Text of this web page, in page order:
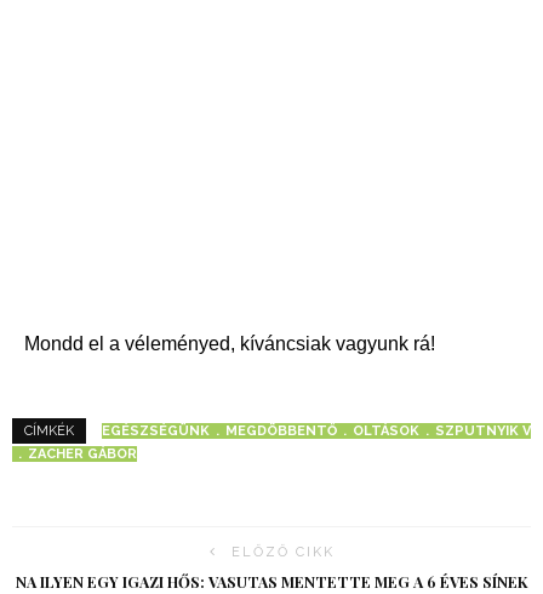
Mondd el a véleményed, kíváncsiak vagyunk rá!
CÍMKÉK EGÉSZSÉGÜNK MEGDÖBBENTŐ OLTÁSOK
SZPUTNYIK V
ZACHER GÁBOR
ELŐZŐ CIKK
NA ILYEN EGY IGAZI HŐS: VASUTAS MENTETTE MEG A 6 ÉVES SÍNEK